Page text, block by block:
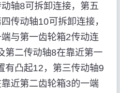
轴8可拆卸连接，第五
传动轴10可拆卸连接，
与第一齿轮箱2传动连
第二传动轴8在靠近第一
有凸起12，第三传动轴9
近第二齿轮箱3的一端